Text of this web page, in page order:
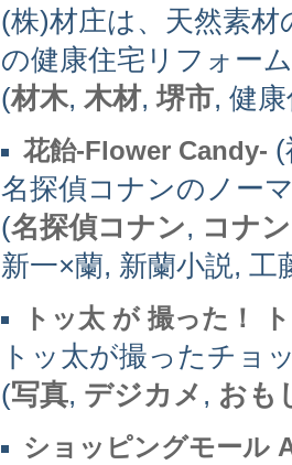
(株)材庄は、天然素
の健康住宅リフォー
(材木, 木材,堺市, 健
花飴-Flower Candy- (
名探偵コナンのノー
(名探偵コナン, コナン
新一×蘭, 新蘭小説, 工
トッ太 が 撮った！
トッ太が撮ったチョ
(写真, デジカメ , おも
ショッピングモール